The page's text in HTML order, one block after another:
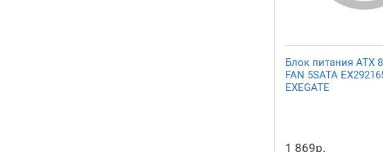
Блок питания ATX
FAN 5SATA
EXEGATE
1 869р.